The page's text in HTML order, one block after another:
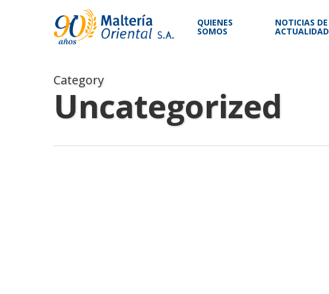
QUIENES
SOMOS
NOTICIAS DE
ACTUALIDAD
Category
Uncategorized